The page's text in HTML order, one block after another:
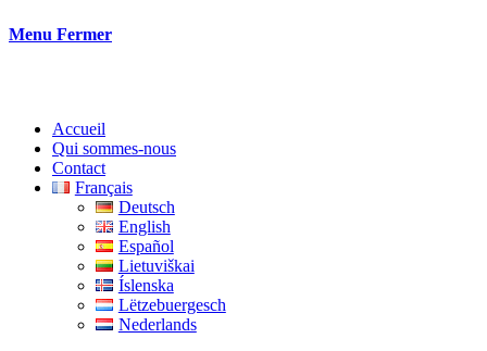
Menu Fermer
Accueil
Qui sommes-nous
Contact
Français
Deutsch
English
Español
Lietuviškai
Íslenska
Lëtzebuergesch
Nederlands